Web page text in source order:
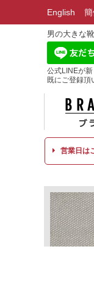
English
男の大きな
公式LINEが新
既にご登録頂
営業日は